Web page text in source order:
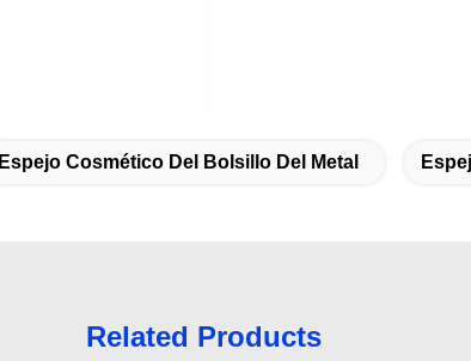
Espejo Cosmético Del Bolsillo Del Metal
Related Products